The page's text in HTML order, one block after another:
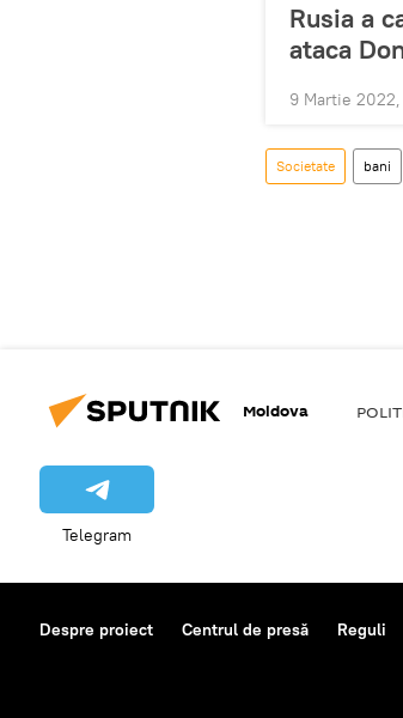
Rusia a
ataca
9 Martie
Societate bani
Moldova
Telegram
Despre proiect Centrul de presă Reguli